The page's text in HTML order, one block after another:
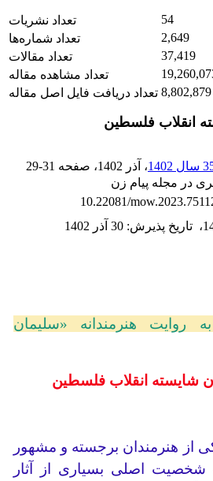
تعداد نشریات
54
تعداد شماره‌ها
2,649
تعداد مقالات
37,419
تعداد مشاهده مقاله
تعداد دریافت فایل اصل مقاله 8,802,879
انقلاب فلسطین
، آذر 1402 ، صفحه 29-31
در مجله پیام زن
10.22081/
، تاریخ پذیرش: 30 آذر 1402
روایت هنرمندانه «سلیمان
شایسته انقلاب فلسطین
از هنرمندان برجسته و مشهور
اصلی بسیاری از آثار